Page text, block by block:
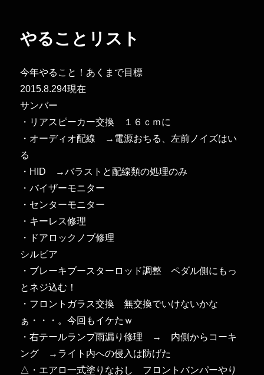
覚
書
品
番
に
やることリスト
今年やること！あくまで目標
2015.8.294現在
サンバー
・リアスピーカー交換 １６ｃｍに
・オーディオ配線 →電源おちる、左前ノイズはい
る
・HID →バラストと配線類の処理のみ
・バイザーモニター
・センターモニター
・キーレス修理
・ドアロックノブ修理
シルビア
・ブレーキブースターロッド調整 ペダル側にもっ
とネジ込む！
・フロントガラス交換 無交換でいけないかな
ぁ・・・。今回もイケたｗ
・右テールランプ雨漏り修理 → 内側からコーキ
ング →ライト内への侵入は防げた
△・エアロ一式塗りなおし フロントバンパーやり